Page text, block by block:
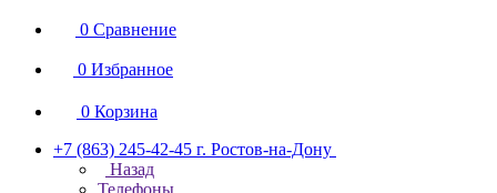
0 Сравнение
0 Избранное
0 Корзина
+7 (863) 245-42-45 г. Ростов-на-Дону
Назад
Телефоны